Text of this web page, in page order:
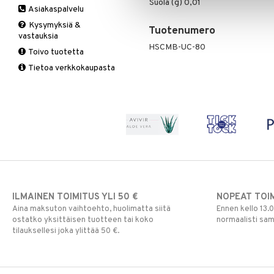
Suola (g) 0,01
Tuotenumero
HSCMB-UC-80
Ruuansulatus
Suolisto
Muut
Valkosipuli
Yskään
B-vitamiinit
C-vitamiinit
Miehet
Multimineraalit
Muut
Q-10
Schizandra
Suorituskyky
Asiakaspalvelu
Kysymyksiä &
vastauksia
Toivo tuotetta
Tietoa verkkokaupasta
ILMAINEN TOIMITUS YLI 50 €
Aina maksuton vaihtoehto, huolimatta siitä
ostatko yksittäisen tuotteen tai koko
tilauksellesi joka ylittää 50 €.
NOPEAT
Ennen kello
normaalisti